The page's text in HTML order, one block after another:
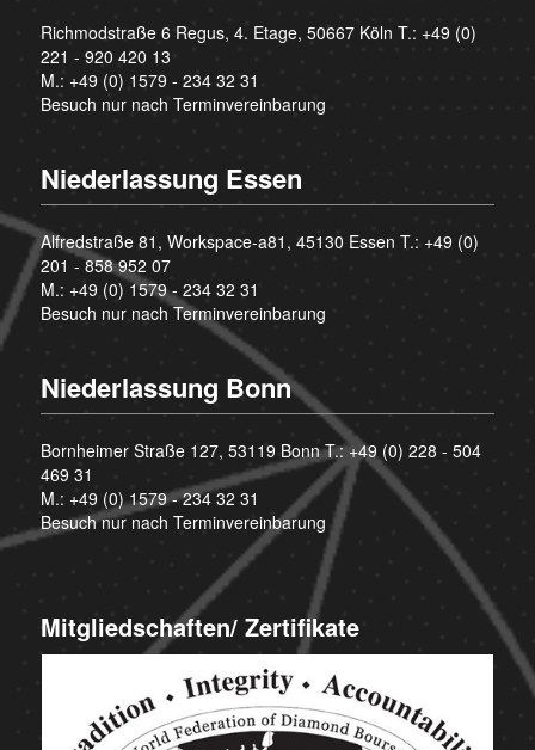
Richmodstraße 6 Regus, 4. Etage, 50667 Köln T.: +49 (0)
221 - 920 420 13
M.: +49 (0) 1579 - 234 32 31
Besuch nur nach Terminvereinbarung
Niederlassung Essen
Alfredstraße 81, Workspace-a81, 45130 Essen T.: +49 (0)
201 - 858 952 07
M.: +49 (0) 1579 - 234 32 31
Besuch nur nach Terminvereinbarung
Niederlassung Bonn
Bornheimer Straße 127, 53119 Bonn T.:+49 (0) 228 - 504
469 31
M.: +49 (0) 1579 - 234 32 31
Besuch nur nach Terminvereinbarung
Mitgliedschaften/ Zertifikate